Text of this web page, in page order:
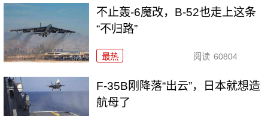
不止轰-6魔改，B-52也走上这条
“不归路”
最热 阅读 60804
F-35B刚降落“出云”，日本就想造
航母了